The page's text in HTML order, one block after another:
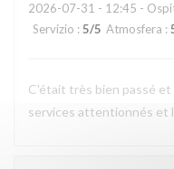
2026-07-31 - 12:45 -
Servizio : 5/5 Atmosfera :
C'était très bien passé et
services attentionnés et